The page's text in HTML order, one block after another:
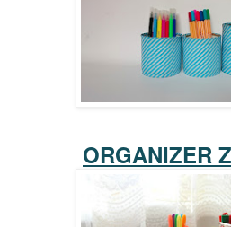
ORGANIZER